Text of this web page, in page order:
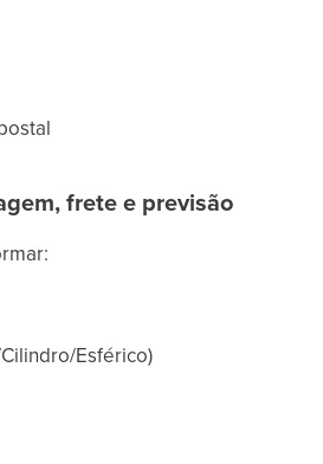
frete e previsão
Esférico)